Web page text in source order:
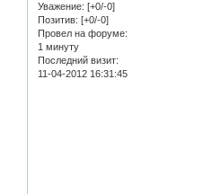
Уважение: [+0/-0]
Позитив: [+0/-0]
Провел на форуме:
1 минуту
Последний визит:
11-04-2012 16:31:45